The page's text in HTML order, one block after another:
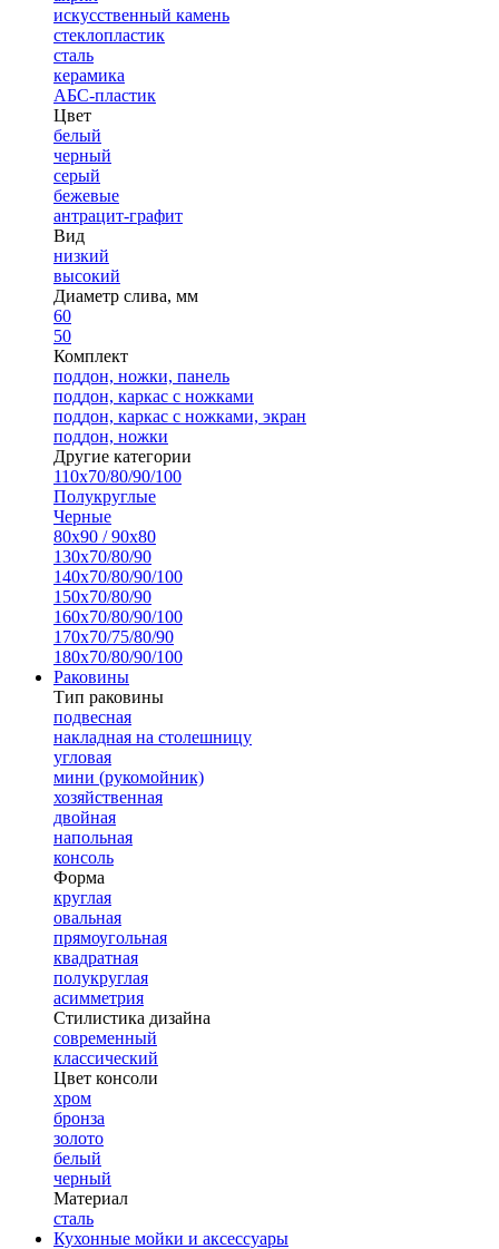
искусственный камень
стеклопластик
сталь
керамика
АБС-пластик
Цвет
белый
черный
серый
бежевые
антрацит-графит
Вид
низкий
высокий
Диаметр слива, мм
60
50
Комплект
поддон, ножки, панель
поддон, каркас с ножками
поддон, каркас с ножками, экран
поддон, ножки
Другие категории
110х70/80/90/100
Полукруглые
Черные
80х90 / 90х80
130х70/80/90
140х70/80/90/100
150х70/80/90
160х70/80/90/100
170х70/75/80/90
180х70/80/90/100
Раковины
Тип раковины
подвесная
накладная на столешницу
угловая
мини (рукомойник)
хозяйственная
двойная
напольная
консоль
Форма
круглая
овальная
прямоугольная
квадратная
полукруглая
асимметрия
Стилистика дизайна
современный
классический
Цвет консоли
хром
бронза
золото
белый
черный
Материал
сталь
Кухонные мойки и аксессуары